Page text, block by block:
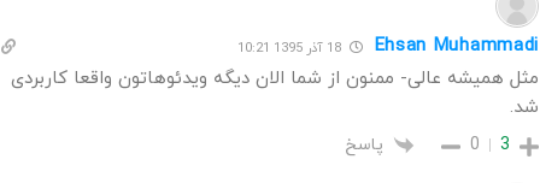
Ehsan Muhammadi 18 آذر 1395 10:21
مثل همیشه عالی- ممنون از شما الان دیگه ویدئوهاتون واقعا کاربردی
شد.
3
0 پاسخ